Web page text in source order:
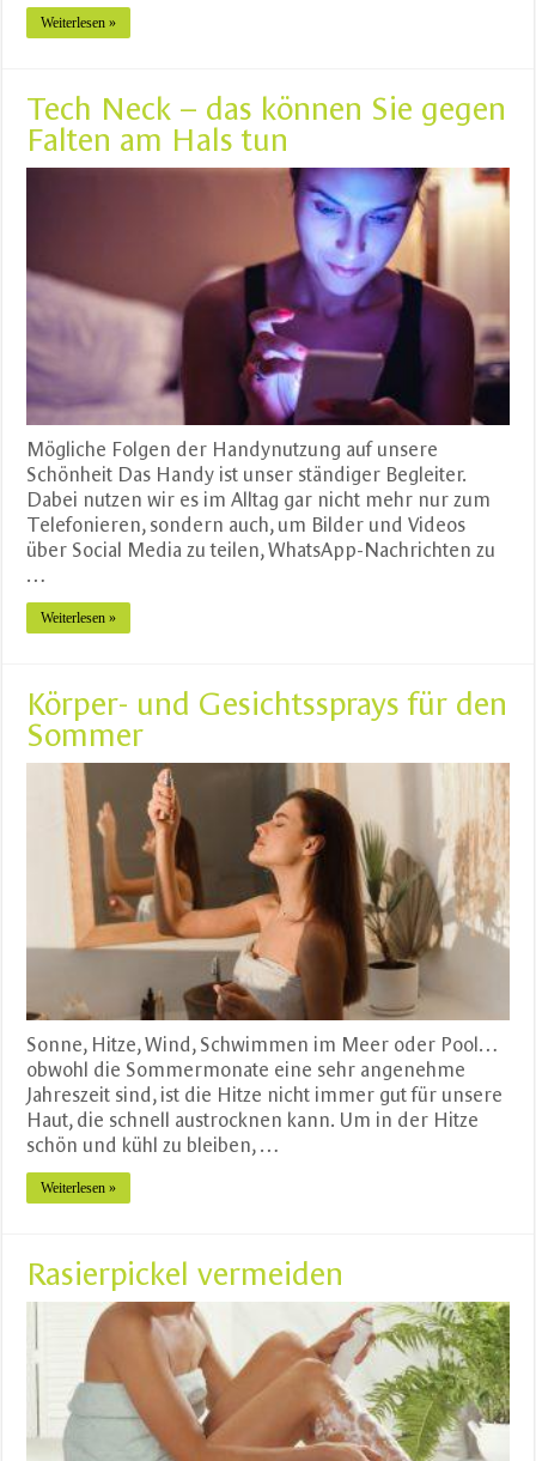
Weiterlesen »
Tech Neck – das können Sie gegen
Falten am Hals tun
Mögliche Folgen der Handynutzung auf unsere
Schönheit Das Handy ist unser ständiger Begleiter.
Dabei nutzen wir es im Alltag gar nicht mehr nur zum
Telefonieren, sondern auch, um Bilder und Videos
über Social Media zu teilen, WhatsApp-Nachrichten zu
…
Weiterlesen »
Körper- und Gesichtssprays für den
Sommer
Sonne, Hitze, Wind, Schwimmen im Meer oder Pool…
obwohl die Sommermonate eine sehr angenehme
Jahreszeit sind, ist die Hitze nicht immer gut für unsere
Haut, die schnell austrocknen kann. Um in der Hitze
schön und kühl zu bleiben, …
Weiterlesen »
Rasierpickel vermeiden